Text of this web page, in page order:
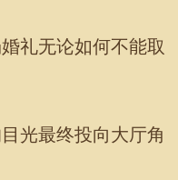
礼无论如何不能取
光最终投向大厅角